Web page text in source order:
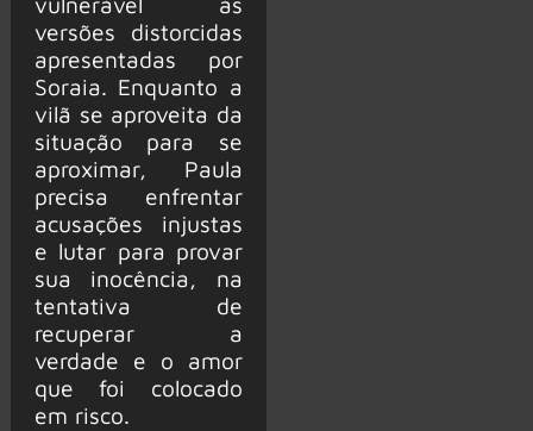
versões distorcidas
apresentadas por
Soraia. Enquanto a
vilã se aproveita da
situação para se
aproximar, Paula
precisa enfrentar
acusações injustas
e lutar para provar
sua inocência, na
tentativa de
recuperar a
verdade e o amor
que foi colocado
em risco.